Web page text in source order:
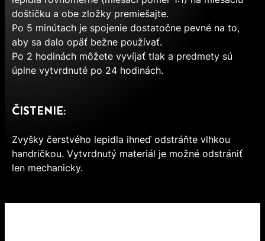
doštičku a obe zložky premiešajte.
Po 5 minútach je spojenie dostatočne pevné na to,
aby sa dalo opäť bežne používať.
Po 2 hodinách môžete vyvíjať tlak a predmety sú
úplne vytvrdnuté po 24 hodinách.
ČISTENIE:
Zvyšky čerstvého lepidla ihneď odstráňte vlhkou
handričkou. Vytvrdnutý materiál je možné odstrániť
len mechanicky.